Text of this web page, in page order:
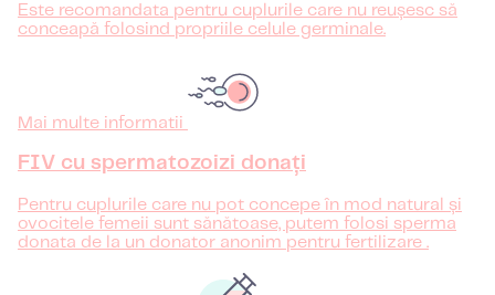
Este recomandata pentru cuplurile care nu reușesc să
conceapă folosind propriile celule germinale.
Mai multe informatii
FIV cu spermatozoizi donați
Pentru cuplurile care nu pot concepe în mod natural și
ovocitele femeii sunt sănătoase, putem folosi sperma
donata de la un donator anonim pentru fertilizare .